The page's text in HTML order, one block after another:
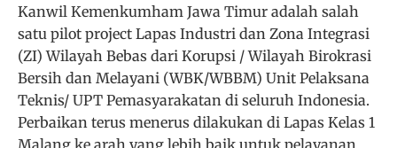
Kanwil Kemenkumham Jawa Timur adalah salah
satu pilot project Lapas Industri dan Zona Integrasi
(ZI) Wilayah Bebas dari Korupsi / Wilayah Birokrasi
Bersih dan Melayani (WBK/WBBM) Unit Pelaksana
Teknis/ UPT Pemasyarakatan di seluruh Indonesia.
Perbaikan terus menerus dilakukan di Lapas Kelas 1
Malang ke arah yang lebih baik untuk pelayanan